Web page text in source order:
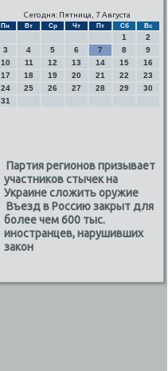
Сегодня: Пятница, 7 Августа
Пн Вт Ср Чт Пт Сб Вс
1
2
3
4 5 6 7 8
9
10
11 12 13 14 15
16
17
18 19 20 21 22
23
24
25 26 27 28 29
30
31
Партия регионов призывает
участников стычек на
Украине сложить оружие
Въезд в Россию закрыт для
более чем 600 тыс.
иностранцев, нарушивших
закон